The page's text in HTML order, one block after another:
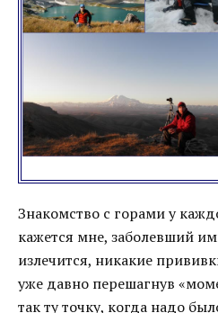
Знакомство с горами у
кажется мне, заболевший
излечится, никакие
уже давно перешагнув
так ту точку, когда надо